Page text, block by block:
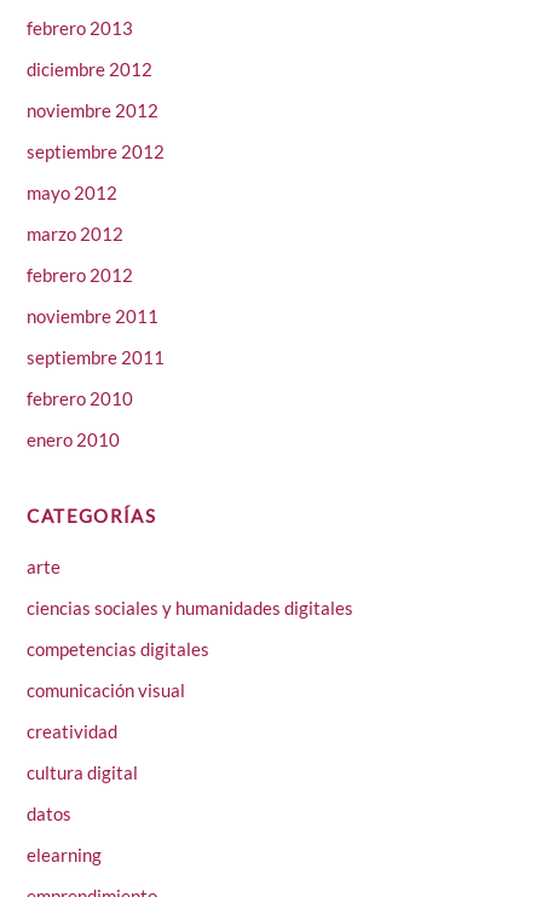
febrero 2013
diciembre 2012
noviembre 2012
septiembre 2012
mayo 2012
marzo 2012
febrero 2012
noviembre 2011
septiembre 2011
febrero 2010
enero 2010
CATEGORÍAS
arte
ciencias sociales y humanidades digitales
competencias digitales
comunicación visual
creatividad
cultura digital
datos
elearning